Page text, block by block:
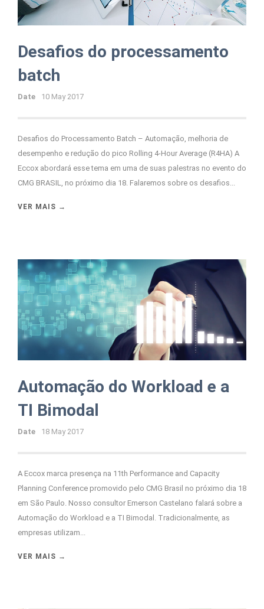
Desafios do processamento
batch
Date 10 May 2017
Desafios do Processamento Batch – Automação, melhoria de
desempenho e redução do pico Rolling 4-Hour Average (R4HA) A
Eccox abordará esse tema em uma de suas palestras no evento do
CMG BRASIL, no próximo dia 18. Falaremos sobre os desafios...
VER MAIS →
Automação do Workload e a
TI Bimodal
Date 18 May 2017
A Eccox marca presença na 11th Performance and Capacity
Planning Conference promovido pelo CMG Brasil no próximo dia 18
em São Paulo. Nosso consultor Emerson Castelano falará sobre a
Automação do Workload e a TI Bimodal. Tradicionalmente, as
empresas utilizam...
VER MAIS →